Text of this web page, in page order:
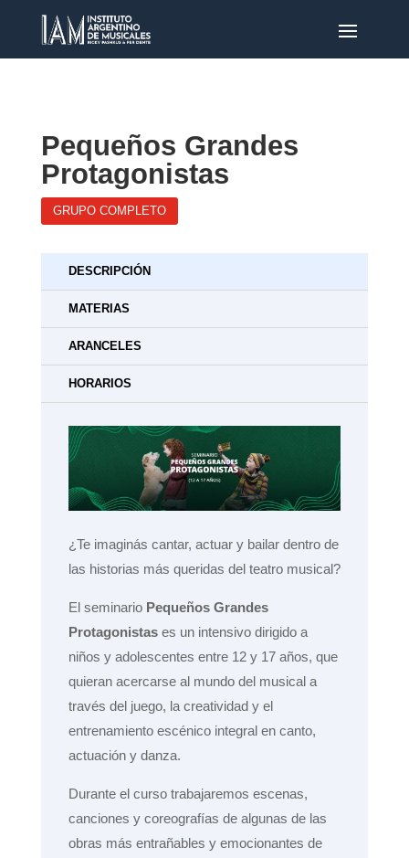
Pequeños Grandes
Protagonistas
GRUPO COMPLETO
DESCRIPCIÓN
MATERIAS
ARANCELES
HORARIOS
¿Te imaginás cantar, actuar y bailar dentro de
las historias más queridas del teatro musical?
El seminario Pequeños Grandes
Protagonistases un intensivo dirigido a
niños y adolescentes entre 12 y 17 años, que
quieran acercarse al mundo del musical a
través del juego, la creatividad y el
entrenamiento escénico integral en canto,
actuación y danza.
Durante el curso trabajaremos escenas,
canciones y coreografías de algunas de las
obras más entrañables y emocionantes de